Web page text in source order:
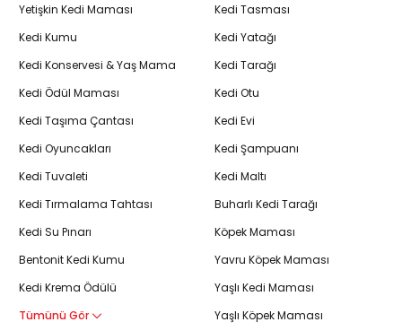
Yetişkin Kedi Maması
Kedi Kumu
Kedi Konservesi & Yaş Mama
Kedi Ödül Maması
Kedi Taşıma Çantası
Kedi Oyuncakları
Kedi Tuvaleti
Kedi Tırmalama Tahtası
Kedi Su Pınarı
Bentonit Kedi Kumu
Kedi Krema Ödülü
Tümünü Gör
Kedi Tasması
Kedi Yatağı
Kedi Tarağı
Kedi Otu
Kedi Evi
Kedi Şampuanı
Kedi Maltı
Buharlı Kedi Tarağı
Köpek Maması
Yavru Köpek Maması
Yaşlı Kedi Maması
Yaşlı Köpek Maması